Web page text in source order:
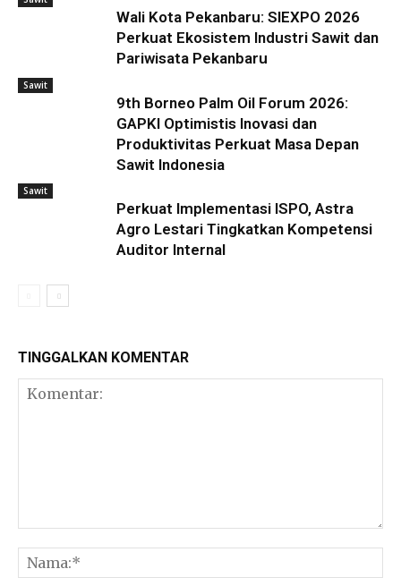
Wali Kota Pekanbaru: SIEXPO 2026
Perkuat Ekosistem Industri Sawit dan
Pariwisata Pekanbaru
Sawit
9th Borneo Palm Oil Forum 2026:
GAPKI Optimistis Inovasi dan
Produktivitas Perkuat Masa Depan
Sawit Indonesia
Sawit
Perkuat Implementasi ISPO, Astra
Agro Lestari Tingkatkan Kompetensi
Auditor Internal
TINGGALKAN KOMENTAR